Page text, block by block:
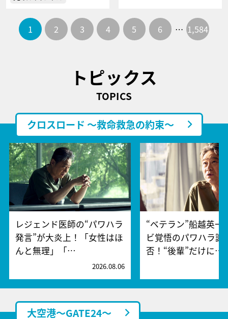
1 2 3 4 5 6 … 1,584
トピックス
TOPICS
クロスロード ～救命救急の約束～
レジェンド医師の“パワハラ
発言”が大炎上！「女性はほ
んと無理」「…
2026.08.06
“ベテラン”船越英一
ビ覚悟のパワハラ謝
否！“後輩”だけに…
大空港～GATE24～